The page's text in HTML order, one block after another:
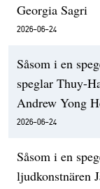
Georgia Sagri
2026-06-24
Såsom i en
speglar Thuy-
Andrew Yong
2026-06-24
Såsom i en
ljudkonstnären